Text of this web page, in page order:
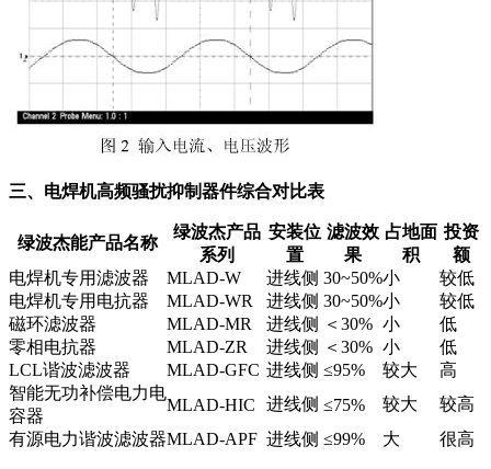
三、电焊机高频骚扰抑制器件综合对比表
绿波杰能产品名称
绿波杰产品
系列
安装位
置
滤波效
果
占地面
积
投资
额
电焊机专用滤波器
MLAD-W 进线侧 30~50%小
较低
电焊机专用电抗器
MLAD-WR 进线侧 30~50%小
较低
磁环滤波器
MLAD-MR 进线侧 ＜30% 小
低
零相电抗器
MLAD-ZR 进线侧 ＜30% 小
低
LCL谐波滤波器
MLAD-GFC 进线侧 ≤95% 较大
高
智能无功补偿电力电
容器
MLAD-HIC 进线侧 ≤75% 较大
较高
有源电力谐波滤波器MLAD-APF 进线侧 ≤99% 大 很高